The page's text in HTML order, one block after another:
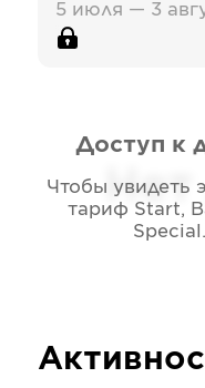
5 июля — 3
Доступ к
Чтобы увидеть
тариф Start,
Special .